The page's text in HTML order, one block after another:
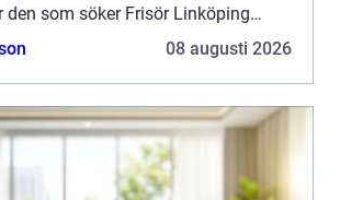
den som söker Frisör Linköping
men skillnaden mellan ett
08 augusti 2026